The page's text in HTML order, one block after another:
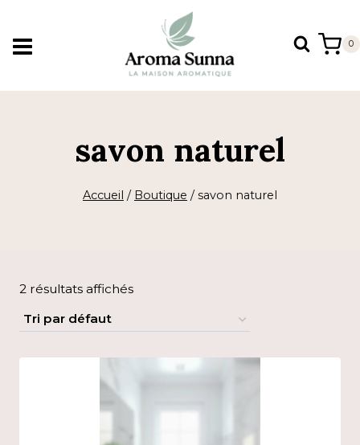
contenu
0
savon naturel
Accueil / Boutique / savon naturel
2 résultats affichés